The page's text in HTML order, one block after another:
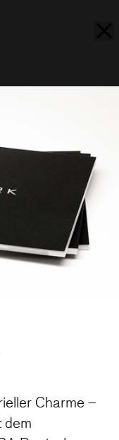
Charme –
dem